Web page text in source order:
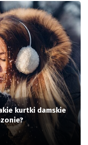
kurtki damskie